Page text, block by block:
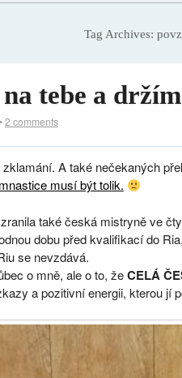
Tag Archives:
tebe a
•2 comments
A také nečekaných
musí být tolik.
také česká mistryně ve
dobu před kvalifikací do
se nevzdává.
o mně, ale o to, žeCELÁ
a pozitivní energii, kterou jí